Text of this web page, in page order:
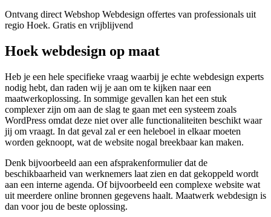
Ontvang direct Webshop Webdesign offertes van professionals uit
regio Hoek. Gratis en vrijblijvend
Hoek webdesign op maat
Heb je een hele specifieke vraag waarbij je echte webdesign experts
nodig hebt, dan raden wij je aan om te kijken naar een
maatwerkoplossing. In sommige gevallen kan het een stuk
complexer zijn om aan de slag te gaan met een systeem zoals
WordPress omdat deze niet over alle functionaliteiten beschikt waar
jij om vraagt. In dat geval zal er een heleboel in elkaar moeten
worden geknoopt, wat de website nogal breekbaar kan maken.
Denk bijvoorbeeld aan een afsprakenformulier dat de
beschikbaarheid van werknemers laat zien en dat gekoppeld wordt
aan een interne agenda. Of bijvoorbeeld een complexe website wat
uit meerdere online bronnen gegevens haalt. Maatwerk webdesign is
dan voor jou de beste oplossing.